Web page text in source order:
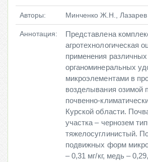
Авторы: Минченко Ж.Н., Лазарев
Аннотация:
Представлена
агротехнологическая
применения различных
органоминеральных
микроэлементами в
возделывания озимой
почвенно-
Курской области.
участка – чернозем
тяжелосуглинистый.
подвижных форм
– 0,31 мг/кг, медь –